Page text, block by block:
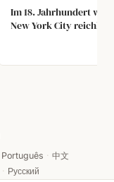
Im 18. Jahrhundert
New York City
verarbeitet, um den
Português · 中文
· Русский